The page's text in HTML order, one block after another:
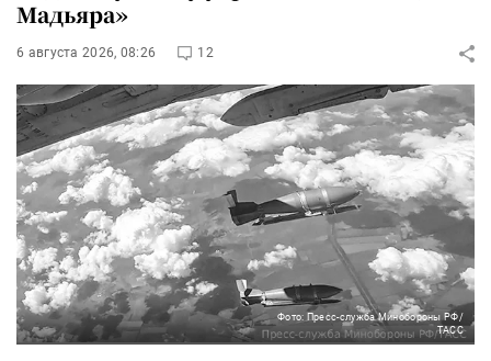
Мадьяра»
6 августа 2026, 08:26 12
Фото: Пресс-служба Минобороны РФ/
ТАСС